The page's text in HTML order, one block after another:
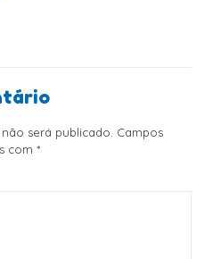
será publicado. Campos
com *